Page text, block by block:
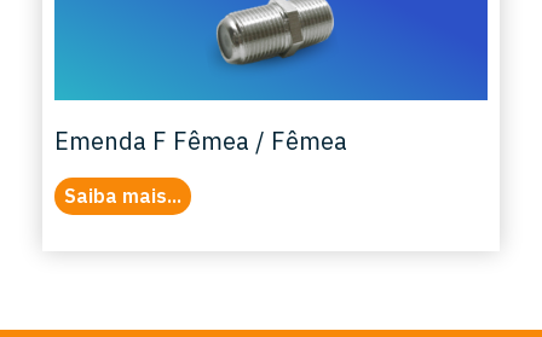
Emenda F Fêmea / Fêmea
Saiba mais...